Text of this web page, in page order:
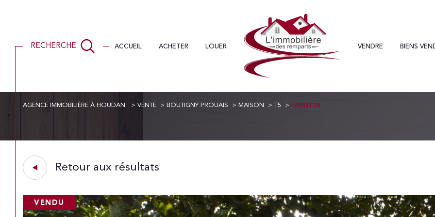
ACCUEIL ACHETER LOUER VENDRE BIENS
RECHERCHE
Voir les0annonces
AGENCE IMMOBILIÈRE À HOUDAN VENTE BOUTIGNY PROUAIS MAISON T5 PAVILLON
Retour aux résultats
VENDU